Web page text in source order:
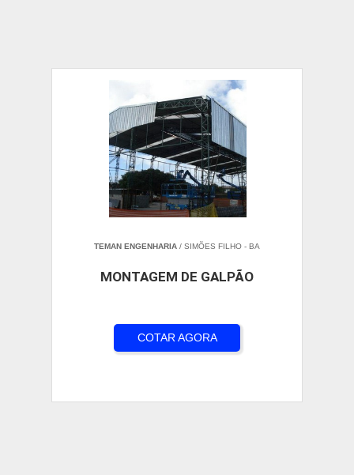
TEMAN ENGENHARIA / SIMÕES FILHO - BA
MONTAGEM DE GALPÃO
COTAR AGORA